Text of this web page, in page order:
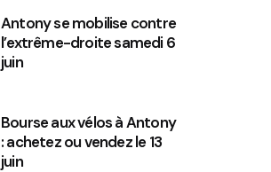
Antony se mobilise contre
l’extrême-droite samedi 6
juin
Bourse aux vélos à Antony
: achetez ou vendez le 13
juin